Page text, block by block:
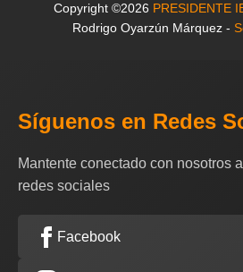
Copyright ©2026 PRESIDENTE
Rodrigo Oyarzún Márquez -
Síguenos en Redes
Mantente conectado con nosotros
redes sociales
Facebook